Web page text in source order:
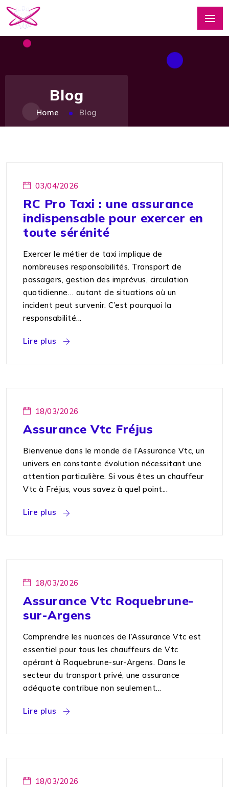
Blog
Home Blog
03/04/2026
RC Pro Taxi : une assurance
indispensable pour exercer en
toute sérénité
Exercer le métier de taxi implique de
nombreuses responsabilités. Transport de
passagers, gestion des imprévus, circulation
quotidienne… autant de situations où un
incident peut survenir. C’est pourquoi la
responsabilité...
Lire plus
18/03/2026
Assurance Vtc Fréjus
Bienvenue dans le monde de l’Assurance Vtc, un
univers en constante évolution nécessitant une
attention particulière. Si vous êtes un chauffeur
Vtc à Fréjus, vous savez à quel point...
Lire plus
18/03/2026
Assurance Vtc Roquebrune-
sur-Argens
Comprendre les nuances de l’Assurance Vtc est
essentiel pour tous les chauffeurs de Vtc
opérant à Roquebrune-sur-Argens. Dans le
secteur du transport privé, une assurance
adéquate contribue non seulement...
Lire plus
18/03/2026